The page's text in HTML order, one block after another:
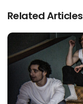
Related Articles